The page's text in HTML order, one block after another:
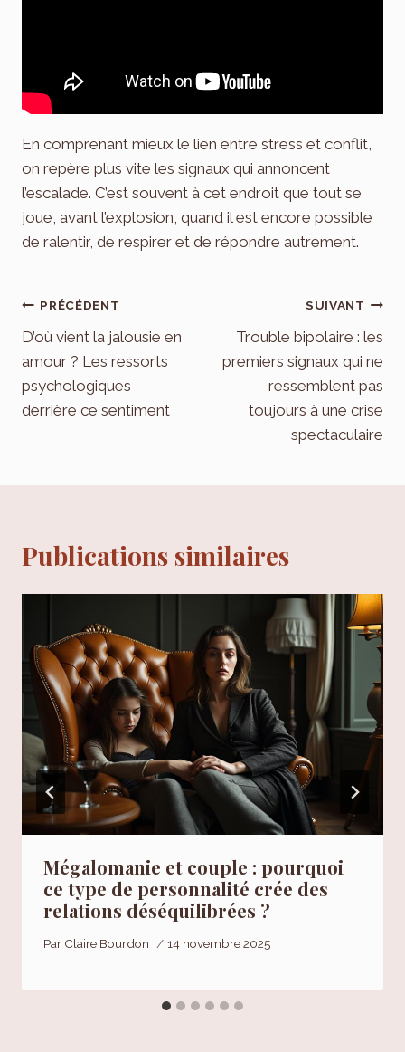
En comprenant mieux le lien entre stress et conflit,
on repère plus vite les signaux qui annoncent
l’escalade. C’est souvent à cet endroit que tout se
joue, avant l’explosion, quand il est encore possible
de ralentir, de respirer et de répondre autrement.
Navigation
de
l’article
PRÉCÉDENT
D’où vient la jalousie en
amour ? Les ressorts
psychologiques
derrière ce sentiment
SUIVANT
Trouble bipolaire : les
premiers signaux qui ne
ressemblent pas
toujours à une crise
spectaculaire
Publications similaires
Mégalomanie et couple : pourquoi
ce type de personnalité crée des
relations déséquilibrées ?
Par Claire Bourdon 14 novembre 2025